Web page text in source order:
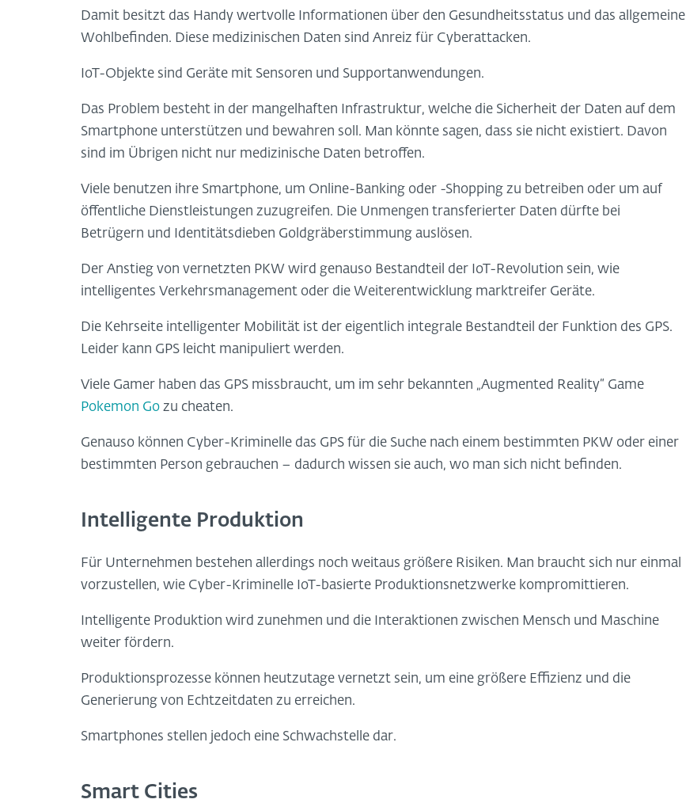
Damit besitzt das Handy wertvolle Informationen über den Gesundheitsstatus und das allgemeine
Wohlbefinden. Diese medizinischen Daten sind Anreiz für Cyberattacken.
IoT-Objekte sind Geräte mit Sensoren und Supportanwendungen.
Das Problem besteht in der mangelhaften Infrastruktur, welche die Sicherheit der Daten auf dem
Smartphone unterstützen und bewahren soll. Man könnte sagen, dass sie nicht existiert. Davon
sind im Übrigen nicht nur medizinische Daten betroffen.
Viele benutzen ihre Smartphone, um Online-Banking oder -Shopping zu betreiben oder um auf
öffentliche Dienstleistungen zuzugreifen. Die Unmengen transferierter Daten dürfte bei
Betrügern und Identitätsdieben Goldgräberstimmung auslösen.
Der Anstieg von vernetzten PKW wird genauso Bestandteil der IoT-Revolution sein, wie
intelligentes Verkehrsmanagement oder die Weiterentwicklung marktreifer Geräte.
Die Kehrseite intelligenter Mobilität ist der eigentlich integrale Bestandteil der Funktion des GPS.
Leider kann GPS leicht manipuliert werden.
Viele Gamer haben das GPS missbraucht, um im sehr bekannten „Augmented Reality“ Game
Pokemon Go zu cheaten.
Genauso können Cyber-Kriminelle das GPS für die Suche nach einem bestimmten PKW oder einer
bestimmten Person gebrauchen – dadurch wissen sie auch, wo man sich nicht befinden.
Intelligente Produktion
Für Unternehmen bestehen allerdings noch weitaus größere Risiken. Man braucht sich nur einmal
vorzustellen, wie Cyber-Kriminelle IoT-basierte Produktionsnetzwerke kompromittieren.
Intelligente Produktion wird zunehmen und die Interaktionen zwischen Mensch und Maschine
weiter fördern.
Produktionsprozesse können heutzutage vernetzt sein, um eine größere Effizienz und die
Generierung von Echtzeitdaten zu erreichen.
Smartphones stellen jedoch eine Schwachstelle dar.
Smart Cities